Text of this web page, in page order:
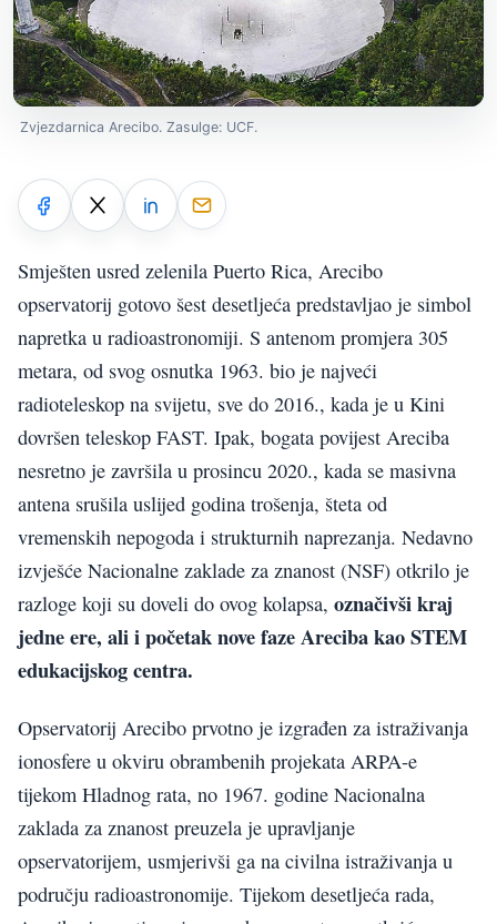
Zvjezdarnica Arecibo. Zasulge: UCF.
Smješten usred zelenila Puerto Rica, Arecibo
opservatorij gotovo šest desetljeća predstavljao je simbol
napretka u radioastronomiji. S antenom promjera 305
metara, od svog osnutka 1963. bio je najveći
radioteleskop na svijetu, sve do 2016., kada je u Kini
dovršen teleskop FAST. Ipak, bogata povijest Areciba
nesretno je završila u prosincu 2020., kada se masivna
antena srušila uslijed godina trošenja, šteta od
vremenskih nepogoda i strukturnih naprezanja. Nedavno
izvješće Nacionalne zaklade za znanost (NSF) otkrilo je
razloge koji su doveli do ovog kolapsa, označivši kraj
jedne ere, ali i početak nove faze Areciba kao STEM
edukacijskog centra.
Opservatorij Arecibo prvotno je izgrađen za istraživanja
ionosfere u okviru obrambenih projekata ARPA-e
tijekom Hladnog rata, no 1967. godine Nacionalna
zaklada za znanost preuzela je upravljanje
opservatorijem, usmjerivši ga na civilna istraživanja u
području radioastronomije. Tijekom desetljeća rada,